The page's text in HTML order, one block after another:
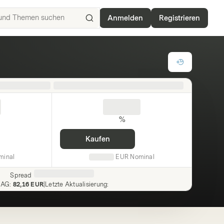
ISIN,
Basiswerte,
Anmelden Registrieren
%
Kaufen
EUR Nominal
Spread
: 82,16 EUR Letzte Aktualisierung: